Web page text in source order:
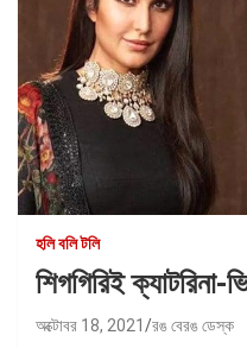
হলি বলি টলি
শিগগিরিই ক্যাটরিনা-
অক্টোবর 18, 2021 রঙ বেরঙ ডেস্ক